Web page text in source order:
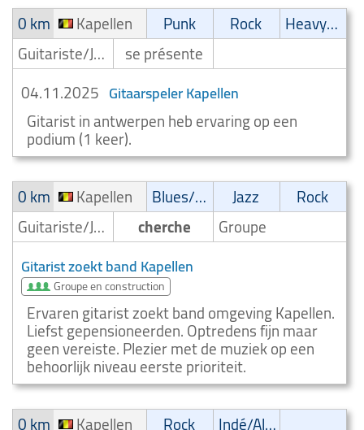
0 km Kapellen Punk Rock
Heavy-Metal
Guitariste/Joueur de guitare
se présente
04.11.2025 Gitaarspeler Kapellen
Gitarist in antwerpen heb ervaring op een
podium (1 keer).
0 km
Kapellen Blues/Swing Jazz
Rock
Guitariste/Joueur de guitare
cherche Groupe
Gitarist zoekt band Kapellen
Groupe en construction
Ervaren gitarist zoekt band omgeving Kapellen.
Liefst gepensioneerden. Optredens fijn maar
geen vereiste. Plezier met de muziek op een
behoorlijk niveau eerste prioriteit.